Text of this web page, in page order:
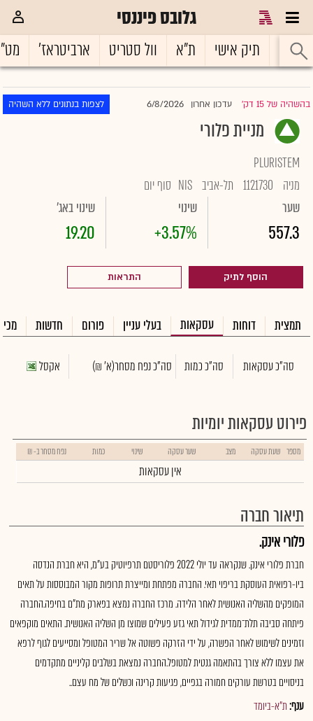
גלובס פיננסי
ראשי תיק אישי ת"א וול סטריט ארביטראז'
בהשהיה של 15 דק' |עדכון אחרון 6/8/2026 לצפות בנתונים ללא השהיה
מניית פלורי
PLURISTEM
מניה
1121730 תל-אביב NIS סוף יום
שער
557.3
שינוי
+3.57%
שינוי באג'
19.20
הוסף לתיק התראות
תמצית דוחות עסקאות בעלי עניין פורום חדשות
סה"כ עסקאות סה"כ כמות סה"כ נפח מסחר(א' ₪) אקסל
פירוט עסקאות יומיות
מספר שעת עסקה מצב שער עסקה שינוי כמות נפח מסחר ב- ₪
אין עסקאות
תיאור חברה
פלורי אינק.
חברת פלורי אינק. שנקראה עד יולי 2022 פלוריסטם תרפיוטיק בע"מ, היא חברת הנדסה
ביו-רפואית העוסקת בריפוי תאי. החברה מפתחת ומייצרת תרופות מקור המבוססות על תאים
המופקים מהשליה האנושית לאחר הלידה. מרכז החברה נמצא בפארק מת"ם בחיפה.החברה
פיתחה סביבה תלת־ממדית לגידול תאי גזע פעילים שמוצו מן השליה האנושית. התאים מוקפאים
וזמינים לשימוש לאחר הפשרה, על ידי הזרקה פשוטה אל שריר המטופל ומסייעים לגוף לרפא
את עצמו ללא צורך בהתאמה גנטית למטופל.החברה נמצאת בשלבים קליניים מתקדמים
בניסויים בטרשת עורקים חמורה בגפיים, פגיעות קרינה וכשלים של מח עצם..
ענף:ת"א-ביומד